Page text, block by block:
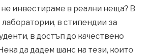
инвестираме в реални неща? В
в стипендии за
в достъп до качествено
да дадем шанс на тези, които